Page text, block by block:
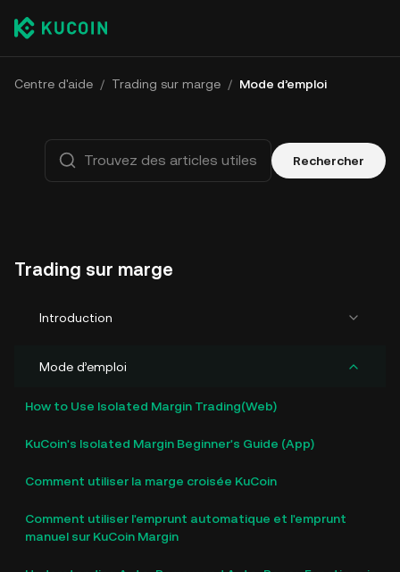
Centre d'aide / Trading sur marge / Mode d’emploi
Rechercher
Trading sur marge
Introduction
Mode d’emploi
How to Use Isolated Margin Trading(Web)
KuCoin's Isolated Margin Beginner's Guide (App)
Comment utiliser la marge croisée KuCoin
Comment utiliser l'emprunt automatique et l'emprunt
manuel sur KuCoin Margin